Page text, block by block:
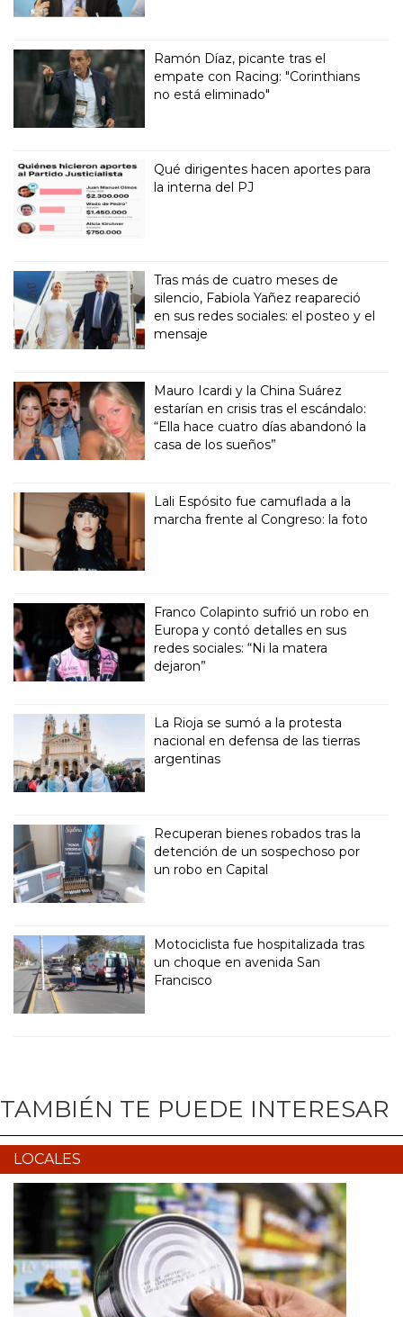
Ramón Díaz, picante tras el
empate con Racing: "Corinthians
no está eliminado"
Qué dirigentes hacen aportes para
la interna del PJ
Tras más de cuatro meses de
silencio, Fabiola Yañez reapareció
en sus redes sociales: el posteo y el
mensaje
Mauro Icardi y la China Suárez
estarían en crisis tras el escándalo:
“Ella hace cuatro días abandonó la
casa de los sueños”
Lali Espósito fue camuflada a la
marcha frente al Congreso: la foto
Franco Colapinto sufrió un robo en
Europa y contó detalles en sus
redes sociales: “Ni la matera
dejaron”
La Rioja se sumó a la protesta
nacional en defensa de las tierras
argentinas
Recuperan bienes robados tras la
detención de un sospechoso por
un robo en Capital
Motociclista fue hospitalizada tras
un choque en avenida San
Francisco
TAMBIÉN TE PUEDE INTERESAR
LOCALES